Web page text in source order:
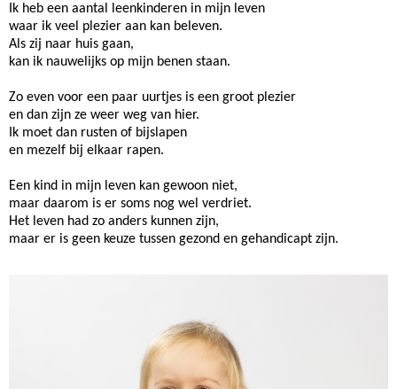
Ik heb een aantal leenkinderen in mijn leven
waar ik veel plezier aan kan beleven.
Als zij naar huis gaan,
kan ik nauwelijks op mijn benen staan.
Zo even voor een paar uurtjes is een groot plezier
en dan zijn ze weer weg van hier.
Ik moet dan rusten of bijslapen
en mezelf bij elkaar rapen.
Een kind in mijn leven kan gewoon niet,
maar daarom is er soms nog wel verdriet.
Het leven had zo anders kunnen zijn,
maar er is geen keuze tussen gezond en gehandicapt zijn.